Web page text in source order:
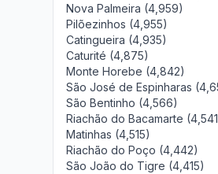
Nova Palmeira (4,959)
Pilõezinhos (4,955)
Catingueira (4,935)
Caturité (4,875)
Monte Horebe (4,842)
São José de Espinharas
São Bentinho (4,566)
Riachão do Bacamarte
Matinhas (4,515)
Riachão do Poço (4,442)
São João do Tigre (4,415)